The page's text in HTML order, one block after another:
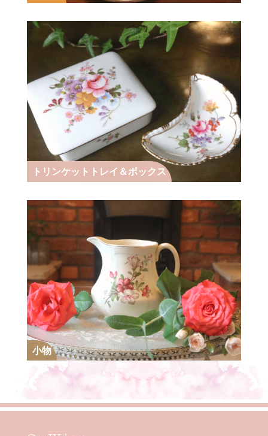
トリンケットトレイ＆ボックス
小物